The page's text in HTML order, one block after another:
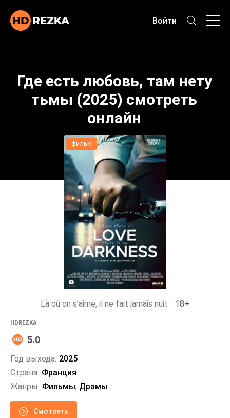
Войти
Где есть любовь, там нету
тьмы (2025) смотреть
онлайн
фильм
Là où on s'aime, il ne fait jamais nuit 18+
HDREZKA
5.0
Год выхода: 2025
Страна: Франция
Жанры: Фильмы, Драмы
Смотреть